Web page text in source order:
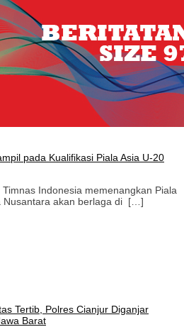
pada Kualifikasi Piala Asia U-20
Indonesia memenangkan Piala
Nusantara akan berlaga di […]
Tertib, Polres Cianjur Diganjar
Barat